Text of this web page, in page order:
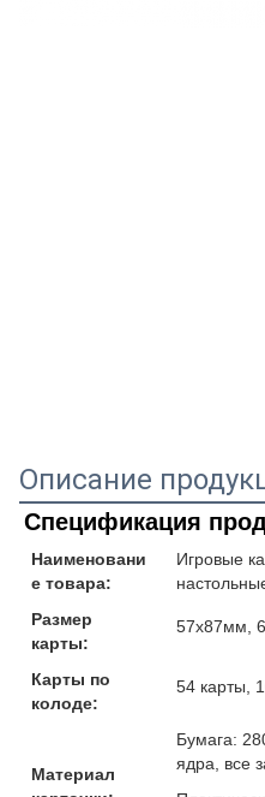
Описание
Спецификация
Наименовани
е товара:
Игровые
Размер
карты:
57x87мм,
Карты по
колоде:
54 карты,
Материал
Бумага:
ядра, все